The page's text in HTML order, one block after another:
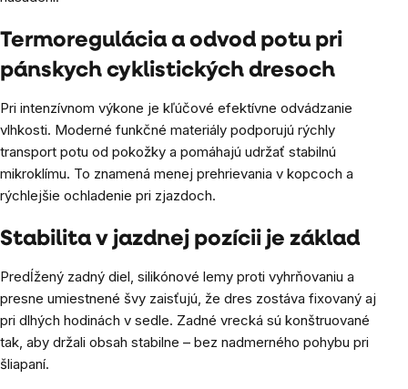
Termoregulácia a odvod potu pri
pánskych cyklistických dresoch
Pri intenzívnom výkone je kľúčové efektívne odvádzanie
vlhkosti. Moderné funkčné materiály podporujú rýchly
transport potu od pokožky a pomáhajú udržať stabilnú
mikroklímu. To znamená menej prehrievania v kopcoch a
rýchlejšie ochladenie pri zjazdoch.
Stabilita v jazdnej pozícii je základ
Predĺžený zadný diel, silikónové lemy proti vyhrňovaniu a
presne umiestnené švy zaisťujú, že dres zostáva fixovaný aj
pri dlhých hodinách v sedle. Zadné vrecká sú konštruované
tak, aby držali obsah stabilne – bez nadmerného pohybu pri
šliapaní.